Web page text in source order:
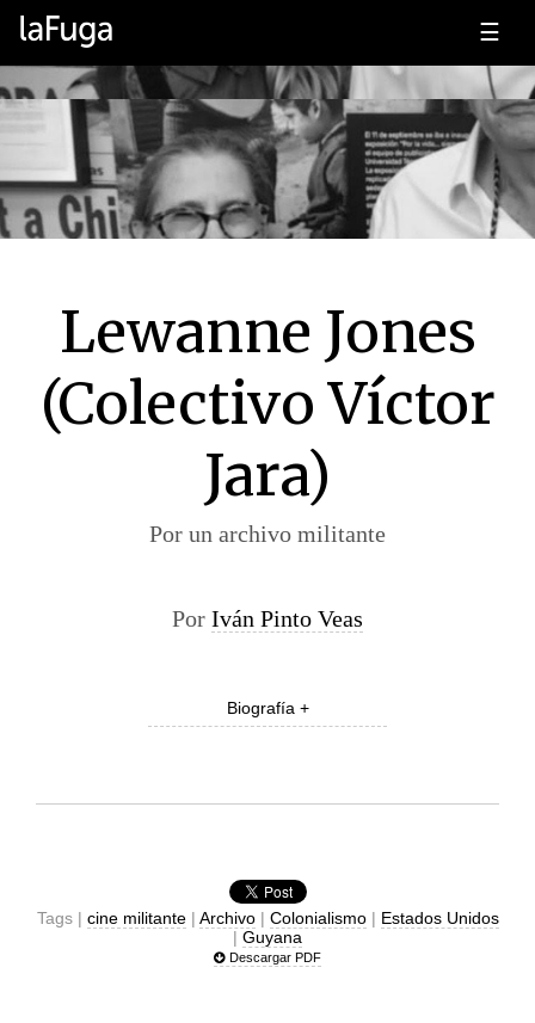
☰
Lewanne Jones
(Colectivo Víctor
Jara)
Por un archivo militante
Por Iván Pinto Veas
Biografía +
Tags | cine militante| Archivo| Colonialismo| Estados Unidos
| Guyana
Descargar PDF